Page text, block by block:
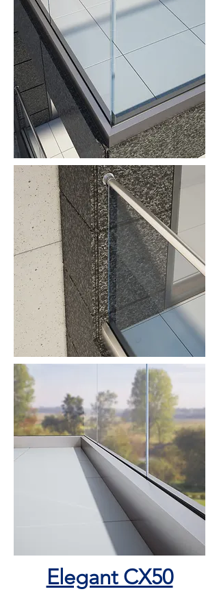
Elegant CX50